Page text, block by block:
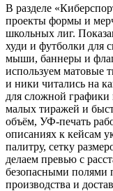
В разделе
проекты формы и
школьных лиг.
худи и футболки для
мыши, баннеры и
используем матовые
и ники читались на
для сложной
малых тиражей и
объём, УФ-печать
описаниях к кейсам
палитру, сетку
делаем превью с
безопасными полями
производства и